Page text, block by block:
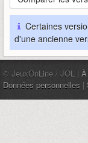
Certaines
d'une ancienne
© JeuxOnLine / JOL |
Données personnelles |